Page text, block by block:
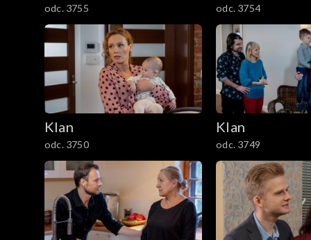
801–900
701–800
601–700
501–600
401–500
301–400
201–300
odc. 3755 odc. 3754
Klan
odc. 3750
Klan
odc. 3749